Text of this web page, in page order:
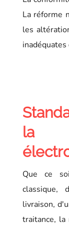
La réforme
les
la
Que ce
classique,
livraison,
traitance,